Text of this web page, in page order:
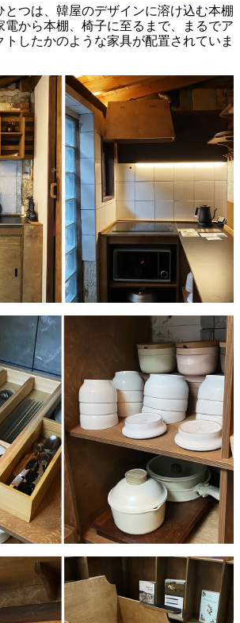
とつは、韓屋のデザインに溶け込む本棚
電から本棚、椅子に至るまで、まるでア
したかのような家具が配置されていま